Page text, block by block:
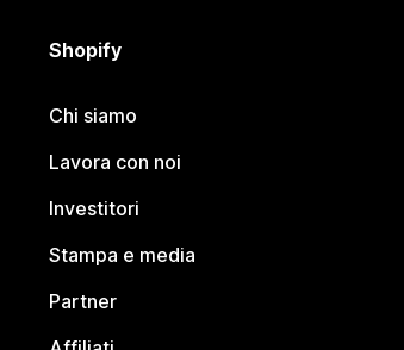
Shopify
Chi siamo
Lavora con noi
Investitori
Stampa e media
Partner